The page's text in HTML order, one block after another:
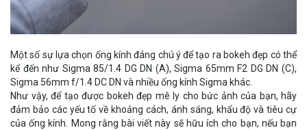
Một số sự lựa chọn ống kính đáng chú ý để tạo ra bokeh đẹp có thể
kể đến như Sigma 85/1.4 DG DN (A), Sigma 65mm F2 DG DN (C),
Sigma 56mm f/1.4 DC DN và nhiều ống kính Sigma khác.
Như vậy, để tạo được bokeh đẹp mê ly cho bức ảnh của bạn, hãy
đảm bảo các yếu tố về khoảng cách, ánh sáng, khẩu độ và tiêu cự
của ống kính. Mong rằng bài viết này sẽ hữu ích cho bạn, nếu bạn